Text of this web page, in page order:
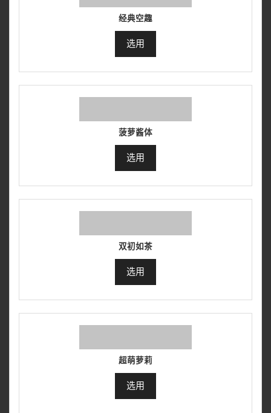
经典空趣
选用
菠萝酱体
选用
双初如茶
选用
超萌萝莉
选用